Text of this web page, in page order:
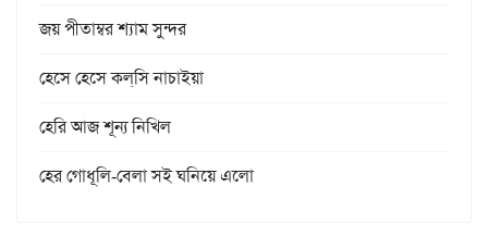
জয় পীতাম্বর শ্যাম সুন্দর
হেসে হেসে কল্‌সি নাচাইয়া
হেরি আজ শূন্য নিখিল
হের গোধূলি-বেলা সই ঘনিয়ে এলো